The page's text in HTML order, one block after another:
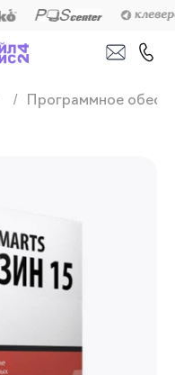
Продажа,
Программное